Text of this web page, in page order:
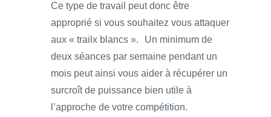
Ce type de travail peut donc être
approprié si vous souhaitez vous attaquer
aux « trailx blancs ». Un minimum de
deux séances par semaine pendant un
mois peut ainsi vous aider à récupérer un
surcroît de puissance bien utile à
l’approche de votre compétition.